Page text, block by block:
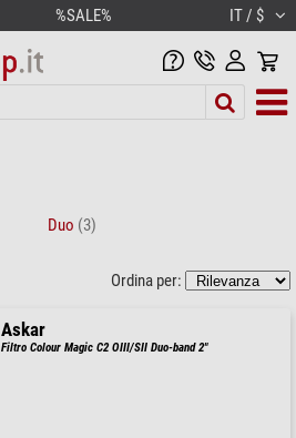
%SALE% IT / $
Duo (3)
Ordina per:
Askar
Filtro Colour Magic C2 OIII/SII Duo-band 2"